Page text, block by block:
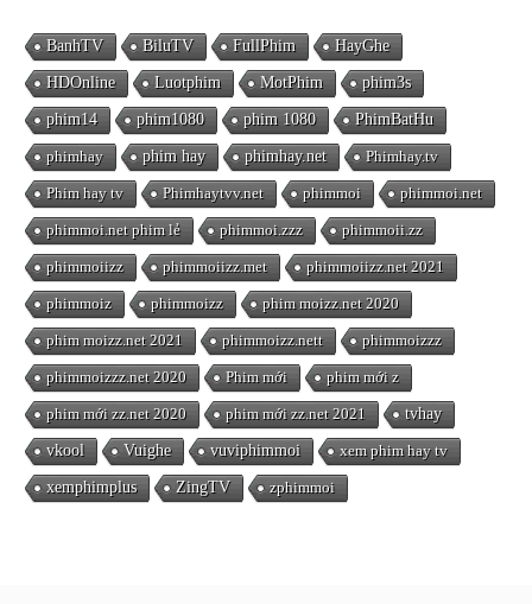
BanhTV BiluTV FullPhim HayGhe
HDOnline Luotphim MotPhim phim3s
phim14 phim1080 phim 1080 PhimBatHu
phimhay phim hay phimhay.net Phimhay.tv
Phim hay tv Phimhaytvv.net phimmoi phimmoi.net
phimmoi.net phim lẻ phimmoi.zzz phimmoii.zz
phimmoiizz phimmoiizz.met phimmoiizz.net 2021
phimmoiz phimmoizz phim moizz.net 2020
phim moizz.net 2021 phimmoizz.nett phimmoizzz
phimmoizzz.net 2020 Phim mới phim mới z
phim mới zz.net 2020 phim mới zz.net 2021 tvhay
vkool Vuighe vuviphimmoi xem phim hay tv
xemphimplus ZingTV zphimmoi